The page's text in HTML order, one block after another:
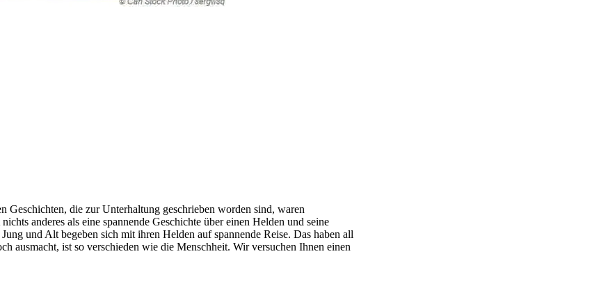
Geschichten, die zur Unterhaltung geschrieben worden sind, waren
anderes als eine spannende Geschichte über einen Helden und seine
und Alt begeben sich mit ihren Helden auf spannende Reise. Das haben all
ausmacht, ist so verschieden wie die Menschheit. Wir versuchen Ihnen einen